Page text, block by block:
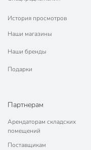
История просмотров
Наши магазины
Наши бренды
Подарки
Партнерам
Арендаторам складских
помещений
Поставщикам